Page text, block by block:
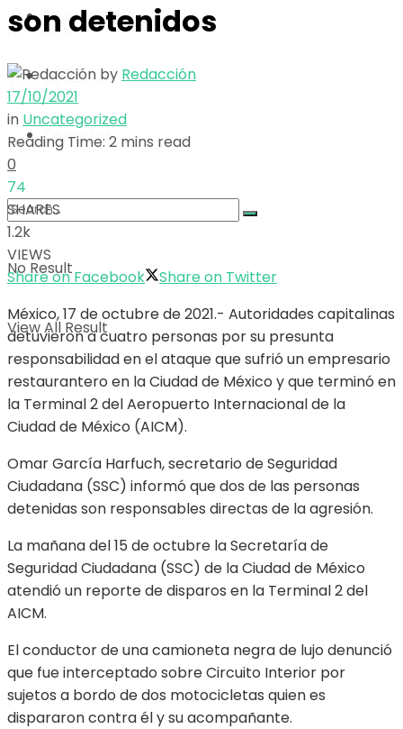
No Result
View All Result
Tech & Geek
Opinión
Deportes
No Result
View All Result
son detenidos
by Redacción
17/10/2021
in Uncategorized
Reading Time: 2 mins read
0
74
SHARES
1.2k
VIEWS
Share on Facebook
Share on Twitter
México, 17 de octubre de 2021.- Autoridades capitalinas
detuvieron a cuatro personas por su presunta
responsabilidad en el ataque que sufrió un empresario
restaurantero en la Ciudad de México y que terminó en
la Terminal 2 del Aeropuerto Internacional de la
Ciudad de México (AICM).
Omar García Harfuch, secretario de Seguridad
Ciudadana (SSC) informó que dos de las personas
detenidas son responsables directas de la agresión.
La mañana del 15 de octubre la Secretaría de
Seguridad Ciudadana (SSC) de la Ciudad de México
atendió un reporte de disparos en la Terminal 2 del
AICM.
El conductor de una camioneta negra de lujo denunció
que fue interceptado sobre Circuito Interior por
sujetos a bordo de dos motocicletas quien es
dispararon contra él y su acompañante.